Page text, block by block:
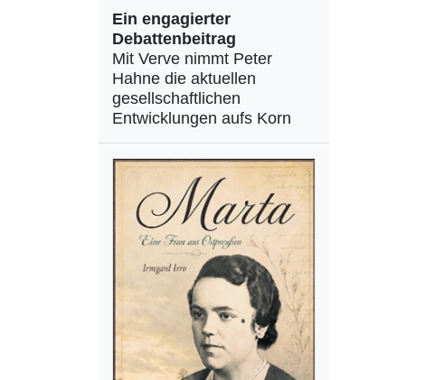
Ein engagierter
Debattenbeitrag
Mit Verve nimmt Peter
Hahne die aktuellen
gesellschaftlichen
Entwicklungen aufs Korn